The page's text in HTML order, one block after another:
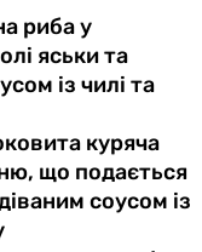
риба у
яськи та
із чилі та
куряча
що подається
соусом із